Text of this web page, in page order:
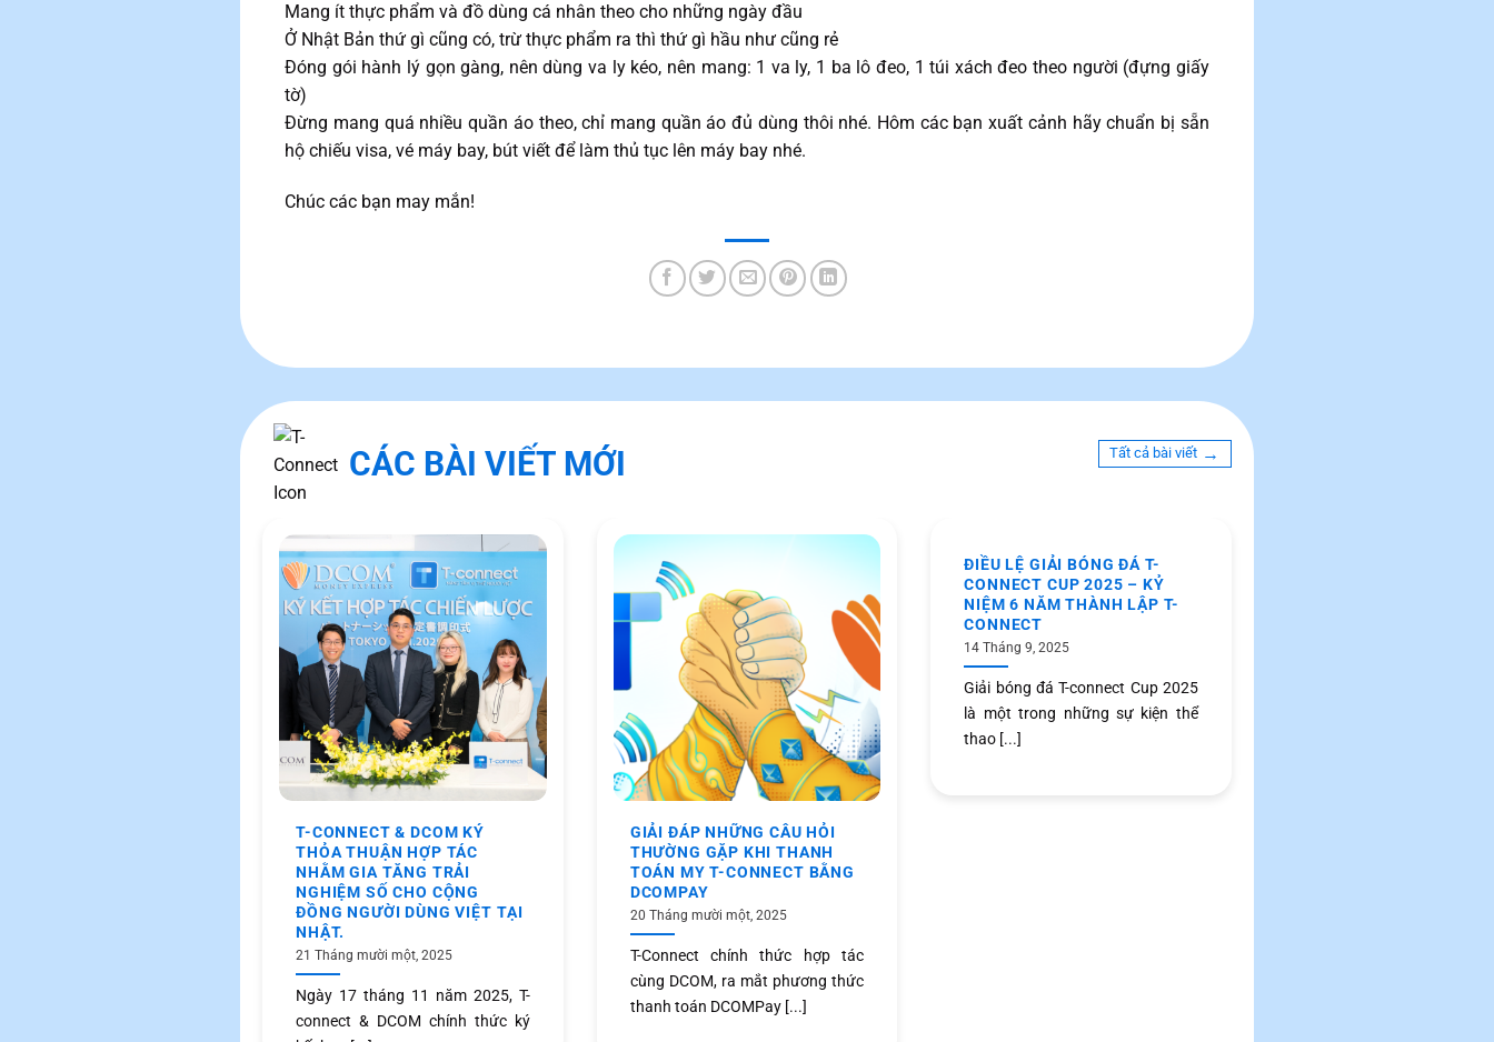
Mang ít thực phẩm và đồ dùng cá nhân theo cho những ngày đầu
Ở Nhật Bản thứ gì cũng có, trừ thực phẩm ra thì thứ gì hầu như cũng rẻ
Đóng gói hành lý gọn gàng, nên dùng va ly kéo, nên mang: 1 va ly, 1 ba lô đeo, 1 túi xách đeo theo người (đựng giấy
tờ)
Đừng mang quá nhiều quần áo theo, chỉ mang quần áo đủ dùng thôi nhé. Hôm các bạn xuất cảnh hãy chuẩn bị sẵn
hộ chiếu visa, vé máy bay, bút viết để làm thủ tục lên máy bay nhé.
Chúc các bạn may mắn!
CÁC BÀI VIẾT MỚI Tất cả bài viết →
T-CONNECT & DCOM KÝ
THỎA THUẬN HỢP TÁC
NHẰM GIA TĂNG TRẢI
NGHIỆM SỐ CHO CỘNG
ĐỒNG NGƯỜI DÙNG VIỆT TẠI
NHẬT.
21 Tháng mười một, 2025
Ngày 17 tháng 11 năm 2025, T-
connect & DCOM chính thức ký
GIẢI ĐÁP NHỮNG CÂU HỎI
THƯỜNG GẶP KHI THANH
TOÁN MY T-CONNECT BẰNG
DCOMPAY
20 Tháng mười một, 2025
T-Connect chính thức hợp tác
cùng DCOM, ra mắt phương thức
thanh toán DCOMPay [...]
ĐIỀU LỆ GIẢI BÓNG ĐÁ T-
CONNECT CUP 2025 – KỶ
NIỆM 6 NĂM THÀNH LẬP T-
CONNECT
14 Tháng 9, 2025
Giải bóng đá T-connect Cup 2025
là một trong những sự kiện thể
thao [...]